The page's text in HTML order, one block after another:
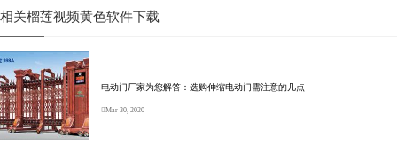
相关榴莲视频黄色软件下载
电动门厂家为您解答：选购伸缩电动门需注意的几点
Mar 30, 2020